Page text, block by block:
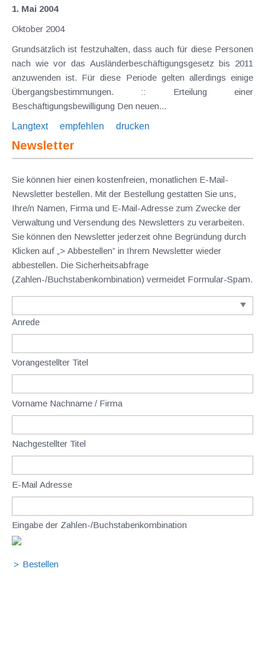
1. Mai 2004
Oktober 2004
Grundsätzlich ist festzuhalten, dass auch für diese Personen
nach wie vor das Ausländerbeschäftigungsgesetz bis 2011
anzuwenden ist. Für diese Periode gelten allerdings einige
Übergangsbestimmungen. :: Erteilung einer
Beschäftigungsbewilligung Den neuen...
Langtext
empfehlen drucken
Newsletter
Sie können hier einen kostenfreien, monatlichen E-Mail-
Newsletter bestellen. Mit der Bestellung gestatten Sie uns,
Ihre/n Namen, Firma und E-Mail-Adresse zum Zwecke der
Verwaltung und Versendung des Newsletters zu verarbeiten.
Sie können den Newsletter jederzeit ohne Begründung durch
Klicken auf „> Abbestellen” in Ihrem Newsletter wieder
abbestellen. Die Sicherheitsabfrage
(Zahlen-/Buchstabenkombination) vermeidet Formular-Spam.
Anrede
Vorangestellter Titel
Vorname Nachname / Firma
Nachgestellter Titel
E-Mail Adresse
Eingabe der Zahlen-/Buchstabenkombination